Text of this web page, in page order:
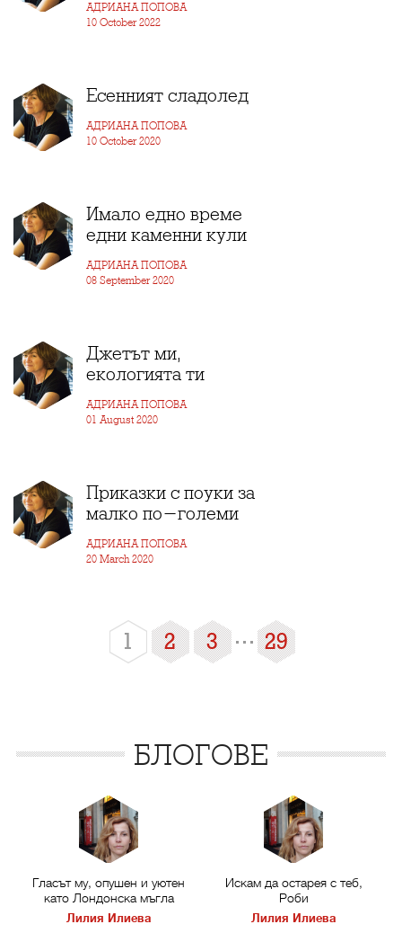
АДРИАНА ПОПОВА
10 October 2022
Eсенният сладолед
АДРИАНА ПОПОВА
10 October 2020
Имало едно време
едни каменни кули
АДРИАНА ПОПОВА
08 September 2020
Джетът ми,
екологията ти
АДРИАНА ПОПОВА
01 August 2020
Приказки с поуки за
малко по-големи
АДРИАНА ПОПОВА
20 March 2020
1 2 3 29
БЛОГОВЕ
Гласът му, опушен и уютен
като Лондонска мъгла
Лилия Илиева
Искам да остарея с теб,
Роби
Лилия Илиева